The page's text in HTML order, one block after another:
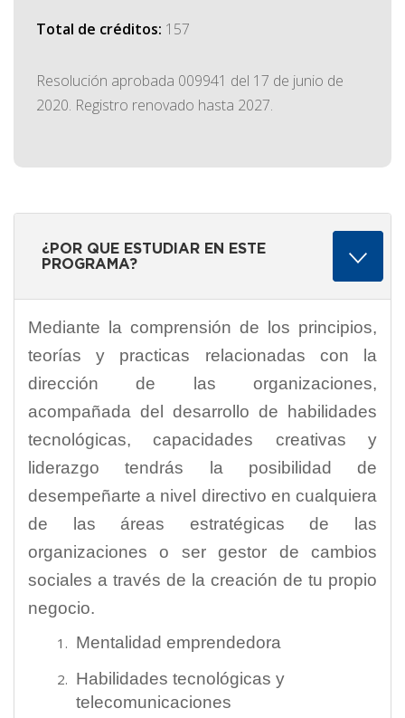
Total de créditos: 157
Resolución aprobada 009941 del 17 de junio de
2020. Registro renovado hasta 2027.
¿POR QUE ESTUDIAR EN ESTE
PROGRAMA?
Mediante la comprensión de los principios,
teorías y practicas relacionadas con la
dirección de las organizaciones,
acompañada del desarrollo de habilidades
tecnológicas, capacidades creativas y
liderazgo tendrás la posibilidad de
desempeñarte a nivel directivo en cualquiera
de las áreas estratégicas de las
organizaciones o ser gestor de cambios
sociales a través de la creación de tu propio
negocio.
Mentalidad emprendedora
Habilidades tecnológicas y
telecomunicaciones